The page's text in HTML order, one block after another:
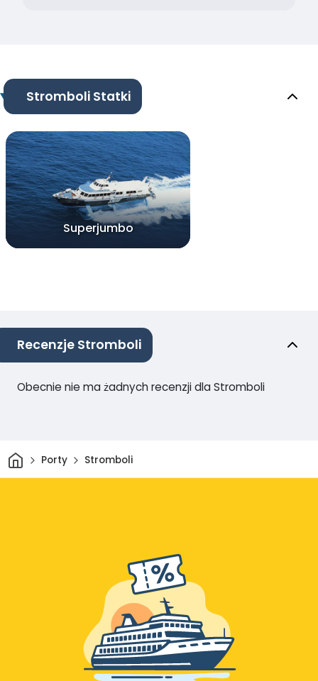
Stromboli Statki
Superjumbo
Recenzje Stromboli
Obecnie nie ma żadnych recenzji dla Stromboli
DomPorty Stromboli